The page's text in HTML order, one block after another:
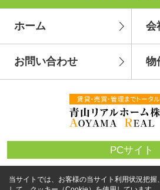
ホーム 会
お問い合わせ 物
PCサイト
当サイトでは、お客様の当サイト利用状況把握